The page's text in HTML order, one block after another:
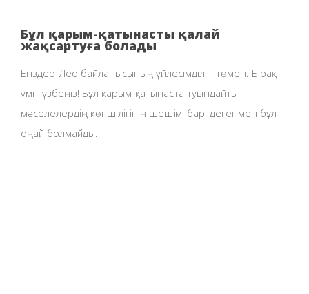
Бұл қарым-қатынасты қалай
жақсартуға болады
Егіздер-Лео байланысының үйлесімділігі төмен. Бірақ
үміт үзбеңіз! Бұл қарым-қатынаста туындайтын
мәселелердің көпшілігінің шешімі бар, дегенмен бұл
оңай болмайды.